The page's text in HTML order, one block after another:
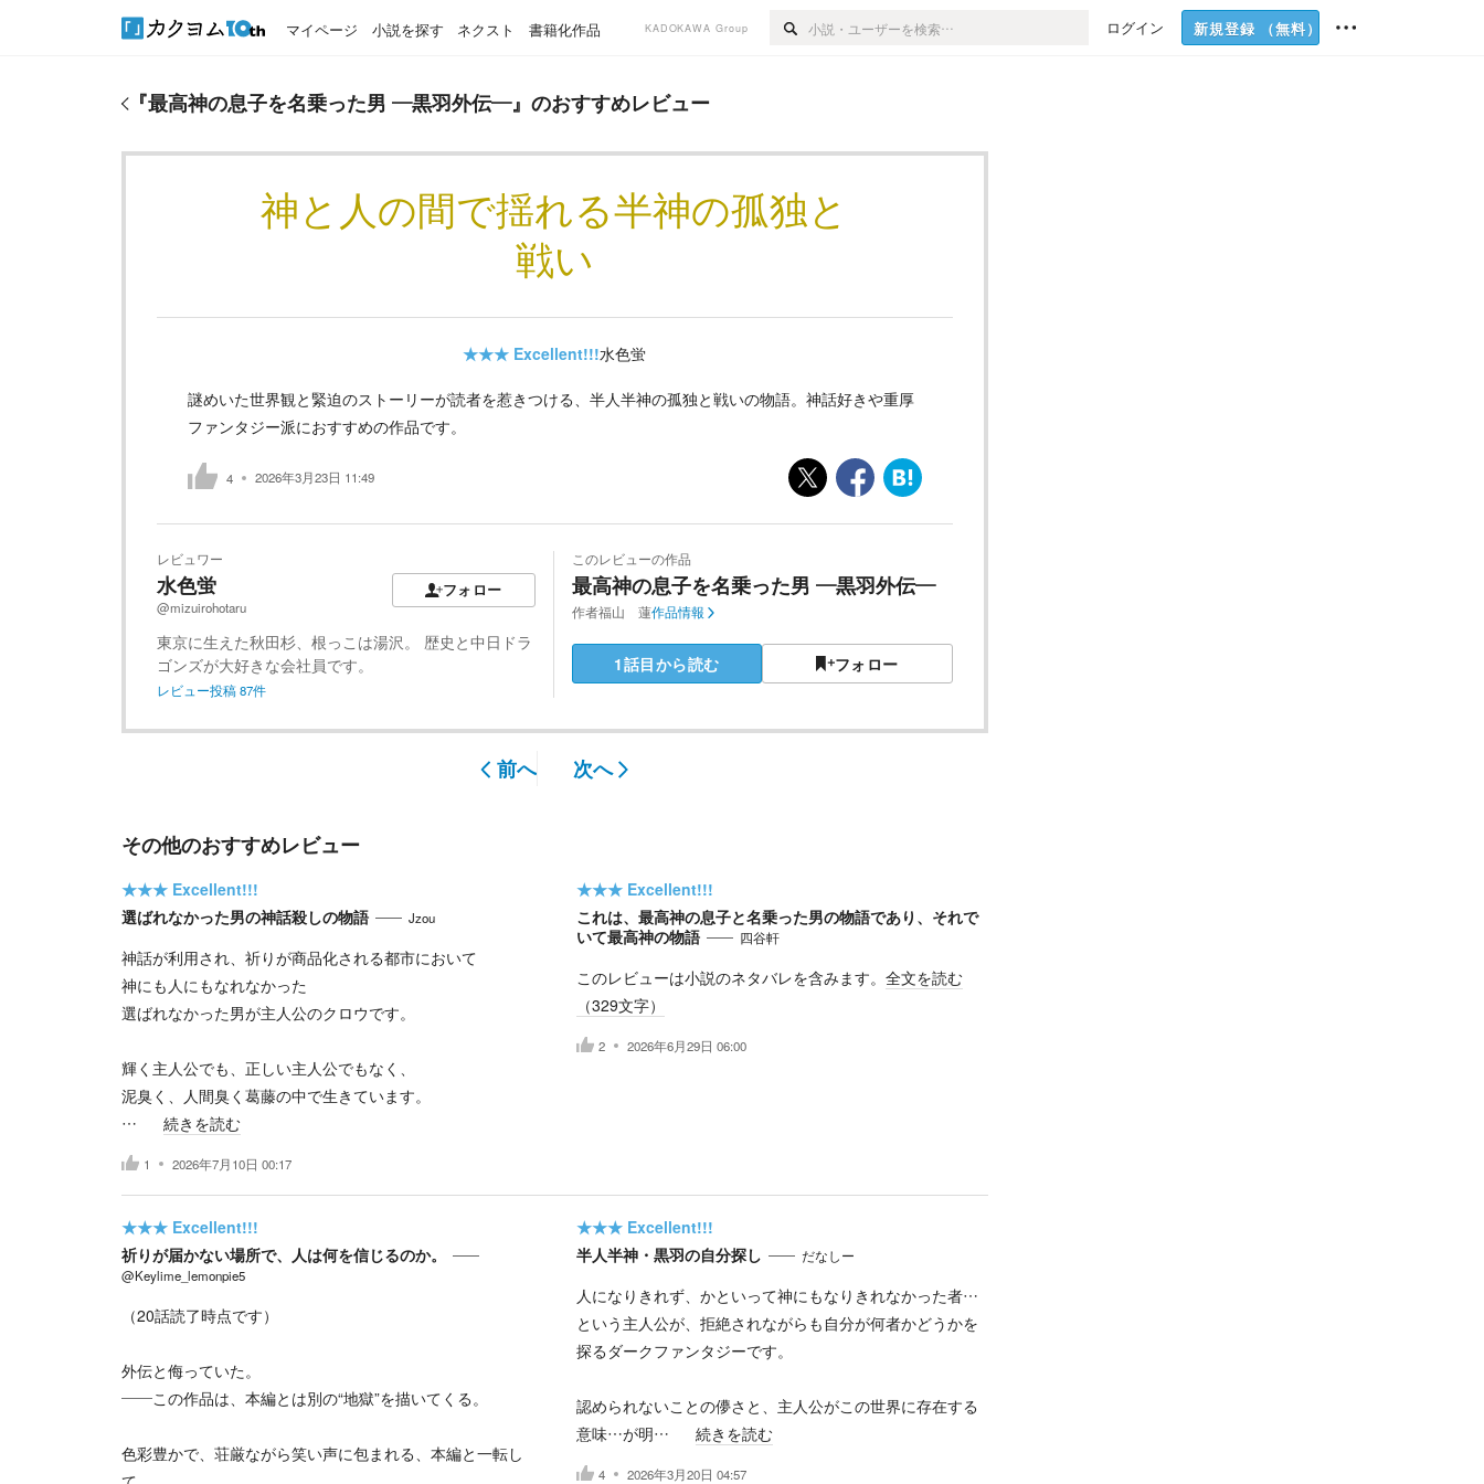
マイページ 小説を探す ネクスト 書籍化作品 KADOKAWA Group ログイン 新規登録 （無料）
『最高神の息子を名乗った男 ―黒羽外伝―』のおすすめレビュー
神と人の間で揺れる半神の孤独と
戦い
★★★ Excellent!!!水色蛍
謎めいた世界観と緊迫のストーリーが読者を惹きつける、半人半神の孤独と戦いの物語。神話好きや重厚
ファンタジー派におすすめの作品です。
4 2026年3月23日 11:49
レビュワー
水色蛍
@mizuirohotaru
フォロー
東京に生えた秋田杉、根っこは湯沢。 歴史と中日ドラ
ゴンズが大好きな会社員です。
レビュー投稿87件
このレビューの作品
最高神の息子を名乗った男 ―黒羽外伝―
作者福山 蓮作品情報
1話目から読む フォロー
前へ 次へ
その他のおすすめレビュー
★★★ Excellent!!!
選ばれなかった男の神話殺しの物語
Jzou
神話が利用され、祈りが商品化される都市において
神にも人にもなれなかった
選ばれなかった男が主人公のクロウです。
輝く主人公でも、正しい主人公でもなく、
泥臭く、人間臭く葛藤の中で生きています。
…
続きを読む
1 2026年7月10日 00:17
★★★ Excellent!!!
これは、最高神の息子と名乗った男の物語であり、それで
いて最高神の物語
四谷軒
このレビューは小説のネタバレを含みます。 全文を読む
（329文字）
2 2026年6月29日 06:00
★★★ Excellent!!!
祈りが届かない場所で、人は何を信じるのか。
@Keylime_lemonpie5
（20話読了時点です）
外伝と侮っていた。
――この作品は、本編とは別の“地獄”を描いてくる。
色彩豊かで、荘厳ながら笑い声に包まれる、本編と一転し
★★★ Excellent!!!
半人半神・黒羽の自分探し
だなしー
人になりきれず、かといって神にもなりきれなかった者…
という主人公が、拒絶されながらも自分が何者かどうかを
探るダークファンタジーです。
認められないことの儚さと、主人公がこの世界に存在する
意味…が明…
続きを読む
4 2026年3月20日 04:57